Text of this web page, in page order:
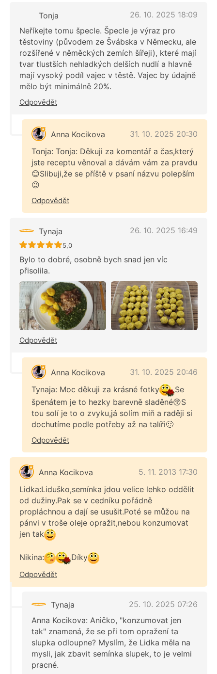
Tonja
26. 10. 2025 18:09
Neříkejte tomu špecle. Špecle je výraz pro
těstoviny (původem ze Švábska v Německu, ale
rozšířené v něměckých zemích šířeji), které mají
tvar tlustších nehladkých delších nudlí a hlavně
mají vysoký podíl vajec v těstě. Vajec by údajně
mělo být minimálně 20%.
Odpovědět
Anna Kocikova
31. 10. 2025 20:30
Tonja: Tonja: Děkuji za komentář a čas,který
jste receptu věnoval a dávám vám za pravdu
😊Slibuji,že se příště v psaní názvu polepším
😉
Odpovědět
Tynaja 26. 10. 2025 16:49
Recept ještě nebyl hodnocen
5,0
Bylo to dobré, osobně bych snad jen víc
přisolila.
Odpovědět
Anna Kocikova
31. 10. 2025 20:46
Tynaja: Moc děkuji za krásné fotky
Se
špenátem je to hezky barevně sladěné😚S
tou solí je to o zvyku,já solím miň a raději si
dochutíme podle potřeby až na talíři🙂
Odpovědět
Anna Kocikova
5. 11. 2013 17:30
Lidka:Liduško,semínka jdou velice lehko oddělit
od dužiny.Pak se v cedníku pořádně
propláchnou a dají se usušit.Poté se můžou na
pánvi v troše oleje opražit,nebou konzumovat
jen tak
Nikina: Díky
Odpovědět
Tynaja
25. 10. 2025 07:26
Anna Kocikova: Aničko, "konzumovat jen
tak" znamená, že se při tom opražení ta
slupka odloupne? Myslím, že Lidka měla na
mysli, jak zbavit semínka slupek, to je velmi
pracné.